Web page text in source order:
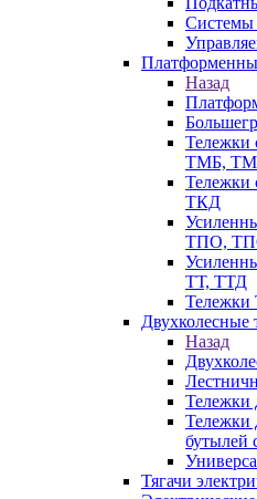
Системы
Назад
ТМБ,
ТКД
ТПО,
ТТ, ТТД
Тележки
Двухколесные
Назад
Тележки
Тележки
бутылей
Тягачи